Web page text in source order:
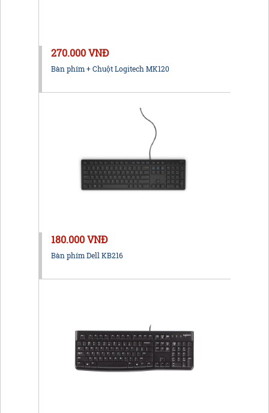
270.000 VNĐ
Bàn phím + Chuột Logitech MK120
180.000 VNĐ
Bàn phím Dell KB216